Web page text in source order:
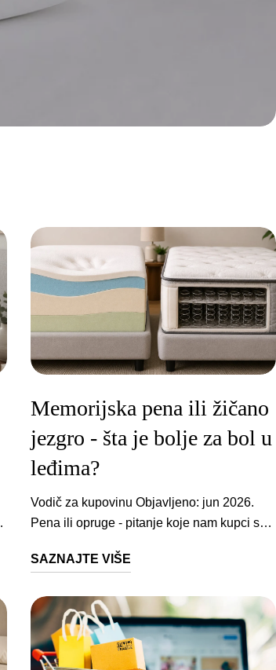
Memorijska pena ili žičano
jezgro - šta je bolje za bol u
leđima?
Vodič za kupovinu Objavljeno: jun 2026. Pena ili opruge - pitanje koje nam kupci sa bolom u leđima postavljaju gotovo svakodnevno. Iskustvo nas je naučilo da iza njega obično stoji konkretna situacija: stari dušek je za zamenu, bol u leđima postaje sve izraženiji, a saveti iz okruženja idu u dva potpuno suprotna pravca. U ovom tekstu prolazimo kroz to kako svaki sistem zaista podržava kičmu i za koga koji ima smisla. Uz dva sistema iz naslova, pokrićemo i treći koji se u ovoj dilemi često previdi: džepičaste opruge, modernu evoluciju žičanog jezgra, i situacije u kojima su one pravi izbor. Ukratko: za bol u leđima presudno je da podloga bude srednje-tvrda i da prati oblik tela, tako da kičma tokom noći ostane u prirodnom poravnanju. Memorijska pena to radi bolje od klasičnog žičanog jezgra, jer raspoređuje pritisak po celoj površini tela umesto da ga koncentriše na ramena i kukove. Žičano jezgro pritom ne treba mešati sa džepičastim oprugama - one rešavaju većinu mana starog sistema i ostaju odličan izbor za teže osobe i parove. kako rade dva sistema Šta je zapravo žičano jezgro Klasično žičano jezgro, poznato i kao Bonnell sistem, čine opruge međusobno povezane čeličnom žicom u jednu celinu. Upravo ta povezanost određuje kako se dušek ponaša pod telom. Kada pritisnete jedan deo površine, opterećenje se prenosi na okolne opruge i cela zona se ugiba zajedno. Dušek zato ne može da se prilagodi pojedinačnim delovima tela: rame i kuk, koji su teži i izbočeniji, primaju najveći deo pritiska, dok struk i lumbalni deo ostaju bez oslonca. Povezane opruge imaju još jednu posledicu koju parovi dobro poznaju. Svako okretanje jedne osobe prenosi se kroz čitavu konstrukciju, pa se druga osoba budi ili menja položaj zajedno sa partnerom. Vremenom opruge gube elastičnost. Na mestima gde telo najčešće leži formiraju se ulegnuća, a kod starijih dušeka opruge počinju da se osećaju kroz površinu ili da škripe pri svakom pokretu. To su znaci da jezgro više ne pruža potporu, bez obzira na to kako dušek izgleda spolja. Sa druge strane, prostor između opruga omogućava odličnu cirkulaciju vazduha, konstrukcija daje čvrst i stabilan osećaj, a cena je tradicionalno niža od penastih i hibridnih modela. Za zdrava leđa i kraću upotrebu, recimo u gostinjskoj sobi, to može biti sasvim dovoljno. Kako memorijska pena deluje na bol u leđima Memorijska pena radi na suprotnom principu. Reaguje na toplotu i težinu tela, postepeno preuzima njegov oblik i raspoređuje opterećenje na celu kontaktnu površinu. Rame i kuk tonu tačno onoliko koliko je potrebno, dok pena popunjava prostor ispod struka i lumbalnog dela. Za bol u leđima to znači dve stvari. Prvo, kičma ostaje u prirodnom poravnanju umesto da se bočno krivi ili propada u sredini. Drugo, pritisne tačke koje tokom noći izazivaju mikropokrete i prevrtanje gotovo nestaju, pa mišići leđa zaista miruju umesto da celu noć koriguju položaj. Memorijska pena smanjuje pritisak na telo za prosečno 17,2% u poređenju sa standardnom podlogom. - Bai et al., PLoS ONE, 2020, ref DOI Sama memorijska pena pritom nije dovoljna. Ona je kontaktni sloj, a potporu kičmi daje ono što se nalazi ispod nje. Zato moderni dušeci od pene kombinuju memorijski gornji sloj sa zoniranom PU penom visoke gustine, koja drži lumbalni deo i sprečava da telo potone dublje nego što treba. Primedba koja se najčešće čuje na račun memorijske pene, pregrevanje tokom noći, odnosi se na starije generacije materijala. Novije generacije koriste termoregulacione gel kapsule koje odvode višak toplote, pa je razlika u odnosu na opruge danas znatno manja nego pre deset godina. šta kažu studije Nauka o podlozi i bolu u leđima 2.36xveća šansa za smanjenje bola na srednje-tvrdoj podlozi (Kovacs et al., 2003) 48%manje bola u leđima posle prelaska na srednje-tvrdu podlogu (Radwan et al., 2015) 17,2%niži pritisak na telo sa memorijskom penom (Bai et al., 2020) Najcitiranija studija na ovu temu objavljena je u časopisu The Lancet. Kovacs i saradnici su pratili 313 pacijenata sa hroničnim bolom u donjem delu leđa, podeljenih na tvrde i srednje-tvrde dušeke, tokom 90 dana. Pacijenti na srednje-tvrdim dušecima imali su 2.36 puta veću šansu za poboljšanje u odnosu na pacijente na tvrdim dušecima. - Kovacs et al., The Lancet, 2003, ref DOI Pregled Caggiari i saradnika (2021), koji je obuhvatio 39 kontrolisanih studija, došao je do istog zaključka: srednje-tvrda podloga koja prati oblik tela daje najbolje rezultate i za kvalitet sna i za jutarnji bol u leđima. Za vlasnike starijih žičanih dušeka posebno je zanimljivo istraživanje Jacobson i saradnika: kod 59 ispitanika koji su sa svojih starijih ležajeva prešli na nove srednje-tvrde podloge, zabeleženo je značajno smanjenje bola i ukočenosti u leđima i poboljšanje kvaliteta sna, nezavisno od godina, težine i visine ispitanika. Drugim rečima, podloga koja je nekada bila dobra ne mora to i da ostane. direktno poređenje Memorijska pena i žičano jezgro - uporedni pregled Kriterijum Memorijska pena Žičano jezgro (Bonnell) Praćenje oblika tela Prilagođava se konturama, kičma ostaje u poravnanju Povezane opruge se ugibaju kao celina, bez prilagođavanja Pritisne tačke Pritisak raspoređen po celoj površini Koncentrisan na ramenima i kukovima Prenos pokreta Minimalan, pokret se gasi u peni Izražen, okretanje se prenosi kroz celu površinu Ventilacija Slabija kod starijih generacija, novije koriste gel kapsule Odlična, vazduh slobodno struji između opruga Ponašanje kroz vreme Blago inicijalno sleganje, zatim stabilna svojstva Opruge gube elastičnost, ulegnuća i škripa Za bol u leđima Bolji izbor za većinu spavača Samo dok je jezgro novo i u dobrom stanju treća opcija Džepičaste opruge - opruge bez mana žičanog jezgra Poređenje pene i opruga često previdi da opruge danas postoje u dva potpuno različita oblika. Kod džepičastih opruga, svaka opruga je ušivena u sopstveni tekstilni džep i radi nezavisno od ostalih. Ta jedna konstrukciona razlika menja sve. Pritisak na jednom delu dušeka ne pomera ostatak površine, pa se opruge ugibaju tačno ispod ramena i kuka, dok lumbalni deo zadržava oslonac. Prenos pokreta između partnera praktično nestaje. Ventilacija, najveća prednost opruga, ostaje netaknuta. Poručite ovde U našoj ponudi se izdvaja Elite dušek: sedmozonsko jezgro sa džepičastim oprugama nemačke izrade, gustine 210 opruga po kvadratnom metru, sa slojem termoregulacione memorijske pene iznad opruga. Pena rasterećuje pritisak, opruge daju dubinsku potporu i brz odziv pri promeni položaja - kombinacija koja uzima najbolje od oba sveta iz naslova ovog teksta. Klasične žičane dušeke sa povezanim oprugama nemamo u ponudi, i to je svesna odluka. Ostali Weltner modeli su dušeci od pene, a Elite je hibrid sa džepičastim oprugama. praktičan izbor Šta izabrati prema položaju spavanja i težini Odgovor na pitanje iz naslova zavisi od toga ko pita. Položaj u kom spavate i telesna težina određuju koliko podloga treba da popusti i gde joj treba čvrstina. 1 Spavate na bokuRame i kuk nose najveći pritisak, pa je memorijska pena prirodan izbor. Balance Memory na mekšoj strani (3/10) ili Dual Comfort na mekšoj strani (2.5/10) dopuštaju ramenu da utone dok zonirana baza drži struk. 2 Spavate na leđima ili stomakuPrioritet je čvrsta, precizna potpora lumbalnom delu. Ergonomic 7 sa posturalnim ćelijama radi na principu sličnom džepičastim oprugama, samo u celosti od pene: popušta tačno tamo gde je pritisak najjači, bez prenosa na okolne zone. 3 Težina preko 90 kg, parovi ili pregrevanjeTu opruge zadržavaju realnu prednost nad penom: veća nosivost, brži odziv i superiorna ventilacija. Elite sa džepičastim oprugama i memorijskom penom iznad njih pokriva sve tri situacije. Detaljniju razradu po položaju spavanja i telesnoj težini, sa konkretnim tvrdoćama za svaki slučaj, naći ćete u vodiču o najboljim dušecima za spavanje. ako već imate žičani dušek Da li morate odmah da menjate dušek? View this post on Instagram A post shared by Weltner® (@weltner.rs) Ne uvek. Stanje jezgra određuje da li je rešenje novi dušek ili nešto znatno jeftinije. Ako se opruge osećaju kroz površinu, ako dušek škripi ili ima ulegnuća dublja od 3-4 cm, jezgro je strukturalno potrošeno. Nikakav dodatni sloj to ne može da koriguje i jedino trajno rešenje je novi dušek. Ako je žičani dušek ravan i stabilan, samo pretvrd, naddušek od memorijske pene menja kontaktni sloj između tela i opruga i rasterećuje pritisne tačke za deo cene novog dušeka. Kako tačno to funkcioniše i koji model odgovara kom slučaju, objasnili smo u tekstu o pretvrdom dušeku i prostirkama za krevet. Brzi test: lezite na dušek i pritisnite rukom pored tela u zonu gde najčešće ležite. Ako ruka ulazi više od 4 cm pre nego što oseti otpor, jezgro je oštećeno i potreban je novi dušek. Ako se otpor oseti ranije, naddušek je dovoljan. FAQ Česta pitanja Koliko traje navikavanje posle prelaska sa opruga na memorijsku penu? Prvih nekoliko noći osećaj može delovati neobično, pa čak i premekano, što ne znači da je izbor pogrešan. Pravu procenu donosite tek posle nedelju do dve dosledne upotrebe, a probni period od 30 noći postoji upravo zato da se odluka ne donosi na osnovu prvog utiska. Mogu li novi dušek da stavim preko starog žičanog dušeka? Ne preporučujemo. Dušek je projektovan da leži na ravnoj i stabilnoj podlozi, a staro žičano jezgro to nije. Svaka njegova deformacija i svako ulegnuće prenose se na novi dušek i vremenom ga oštećuju. Stari dušek se uklanja, a novi ide direktno na podnicu kreveta. Da li postojeći krevet odgovara dušeku od pene? U većini slučajeva da, uz jednu proveru: podnica mora biti ravna i bez oštećenja, a ako je od letvica, razmak između njih treba da bude mali i ujednačen. Preširok razmak dopušta peni da propada između letvica, što skraćuje vek dušeka i kvari potporu. Polomljene ili ulegnute letvice zamenite pre postavljanja novog dušeka. Novi dušek od pene ima blag
SAZNAJTE VIŠE